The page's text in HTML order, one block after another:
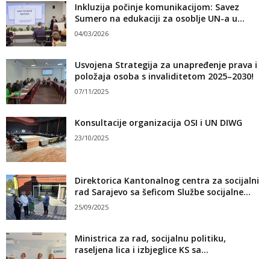
Inkluzija počinje komunikacijom: Savez
Sumero na edukaciji za osoblje UN-a u...
04/03/2026
Usvojena Strategija za unapređenje prava i
položaja osoba s invaliditetom 2025–2030!
07/11/2025
Konsultacije organizacija OSI i UN DIWG
23/10/2025
Direktorica Kantonalnog centra za socijalni
rad Sarajevo sa šeficom Službe socijalne...
25/09/2025
Ministrica za rad, socijalnu politiku,
raseljena lica i izbjeglice KS sa...